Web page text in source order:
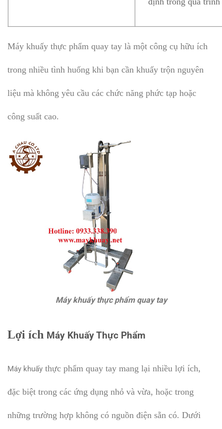
Máy khuấy thực phẩm quay tay là một công cụ hữu ích
trong nhiều tình huống khi bạn cần khuấy trộn nguyên
liệu mà không yêu cầu các chức năng phức tạp hoặc
công suất cao.
Máy khuấy thực phẩm quay tay
Lợi ích Máy Khuấy Thực Phẩm
Máy khuấy thực phẩm quay tay mang lại nhiều lợi ích,
đặc biệt trong các ứng dụng nhỏ và vừa, hoặc trong
những trường hợp không có nguồn điện sẵn có. Dưới